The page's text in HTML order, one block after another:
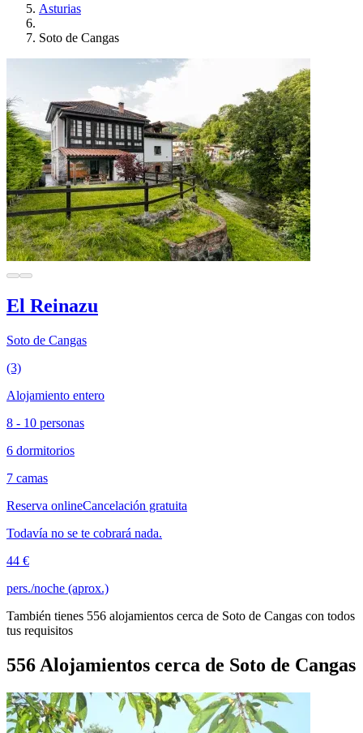
Asturias
Soto de Cangas
El Reinazu
Soto de Cangas
(3)
Alojamiento entero
8 - 10 personas
6 dormitorios
7 camas
Reserva onlineCancelación gratuita
Todavía no se te cobrará nada.
44 €
pers./noche (aprox.)
También tienes 556 alojamientos cerca de Soto de Cangas con todos
tus requisitos
556 Alojamientos cerca de Soto de Cangas